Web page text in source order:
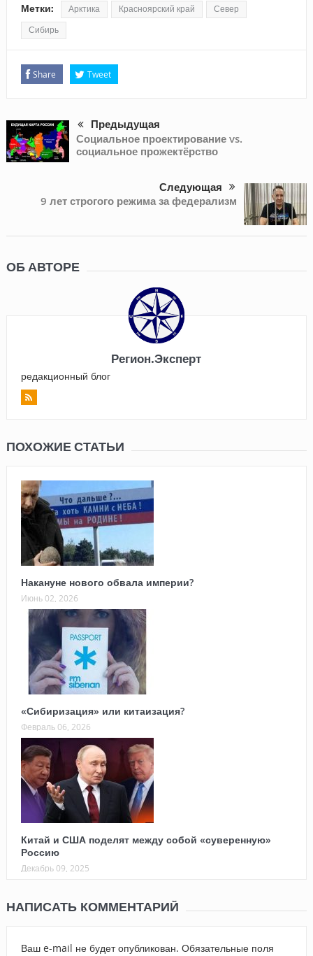
Метки: Арктика Красноярский край Север
Сибирь
Share Tweet
Предыдущая
Социальное проектирование vs.
социальное прожектёрство
Следующая
9 лет строгого режима за федерализм
ОБ АВТОРЕ
Регион.Эксперт
редакционный блог
ПОХОЖИЕ СТАТЬИ
Накануне нового обвала империи?
Июнь 02, 2026
«Сибиризация» или китаизация?
Февраль 06, 2026
Китай и США поделят между собой «суверенную»
Россию
Декабрь 09, 2025
НАПИСАТЬ КОММЕНТАРИЙ
Ваш e-mail не будет опубликован. Обязательные поля